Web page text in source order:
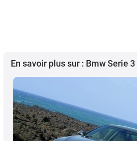
En savoir plus sur : Bmw Serie 3